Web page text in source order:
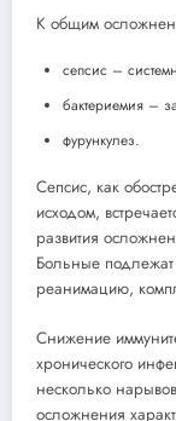
К общим
сепсис –
бактериемия –
фурункулез.
Сепсис, как
исходом,
развития
Больные подлежат
реанимацию,
Снижение
хронического
несколько
осложнения